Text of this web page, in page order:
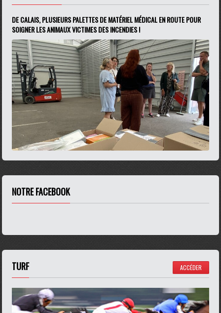
DE CALAIS, PLUSIEURS PALETTES DE MATÉRIEL MÉDICAL EN ROUTE POUR
SOIGNER LES ANIMAUX VICTIMES DES INCENDIES !
NOTRE FACEBOOK
TURF ACCÉDER